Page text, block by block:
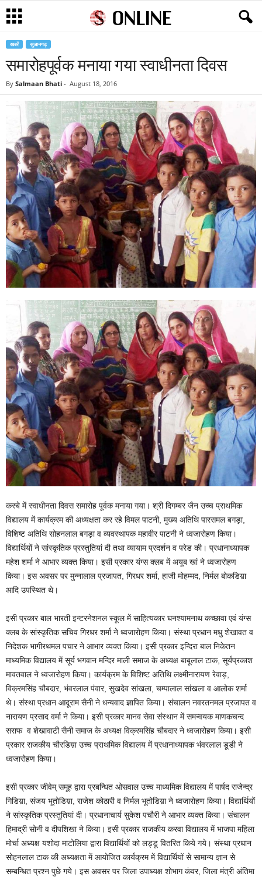
खबरें सुजानगढ़
समारोहपूर्वक मनाया गया स्वाधीनता दिवस
By Salmaan Bhati - August 18, 2016
कस्बे में स्वाधीनता दिवस समारोह पूर्वक मनाया गया। श्री दिगम्बर जैन उच्च प्राथमिक
विद्यालय में कार्यक्रम की अध्यक्षता कर रहे विमल पाटनी, मुख्य अतिथि पारसमल बगड़ा,
विशिष्ट अतिथि सोहनलाल बगड़ा व व्यवस्थापक महावीर पाटनी ने ध्वजारोहण किया।
विद्यार्थियों ने सांस्कृतिक प्रस्तुतियां दी तथा व्यायाम प्रदर्शन व परेड की। प्रधानाध्यापक
महेश शर्मा ने आभार व्यक्त किया। इसी प्रकार यंग्स क्लब में अयूब खां ने ध्वजारोहण
किया। इस अवसर पर मुन्नालाल प्रजापत, गिरधर शर्मा, हाजी मोहम्मद, निर्मल बोकडिय़ा
आदि उपस्थित थे।
इसी प्रकार बाल भारती इन्टरनेशनल स्कूल में साहित्यकार घनश्यामनाथ कच्छावा एवं यंग्स
क्लब के सांस्कृतिक सचिव गिरधर शर्मा ने ध्वजारोहण किया। संस्था प्रधान मधु शेखावत व
निदेशक भागीरथमल पचार ने आभार व्यक्त किया। इसी प्रकार इन्दिरा बाल निकेतन
माध्यमिक विद्यालय में सूर्य भगवान मन्दिर माली समाज के अध्यक्ष बाबूलाल टाक, सूर्यप्रकाश
मावतवाल ने ध्वजारोहण किया। कार्यक्रम के विशिष्ट अतिथि लक्ष्मीनारायण रेवाड़,
विक्रमसिंह चौबदार, भंवरलाल पंवार, सुखदेव सांखला, चम्पालाल सांखला व आलोक शर्मा
थे। संस्था प्रधान आदूराम सैनी ने धन्यवाद ज्ञापित किया। संचालन नवरतनमल प्रजापत व
नारायण प्रसाद वर्मा ने किया। इसी प्रकार मानव सेवा संस्थान में समन्वयक माणकचन्द
सराफ व शेखावाटी सैनी समाज के अध्यक्ष विक्रमसिंह चौबदार ने ध्वजारोहण किया। इसी
प्रकार राजकीय चौरडिय़ा उच्च प्राथमिक विद्यालय में प्रधानाध्यापक भंवरलाल डूडी ने
ध्वजारोहण किया।
इसी प्रकार जीवेम् समूह द्वारा प्रबन्धित ओसवाल उच्च माध्यमिक विद्यालय में पार्षद राजेन्द्र
गिडिय़ा, संजय भूतोडिय़ा, राजेश कोठारी व निर्मल भूतोडिय़ा ने ध्वजारोहण किया। विद्यार्थियों
ने सांस्कृतिक प्रस्तुतियां दी। प्रधानाचार्य सुकेश पचौरी ने आभार व्यक्त किया। संचालन
हिमाद्री सोनी व दीपशिखा ने किया। इसी प्रकार राजकीय करवा विद्यालय में भाजपा महिला
मोर्चा अध्यक्ष यशोदा माटोलिया द्वारा विद्यार्थियों को लड्डू वितरित किये गये। संस्था प्रधान
सोहनलाल टाक की अध्यक्षता में आयोजित कार्यक्रम में विद्यार्थियों से सामान्य ज्ञान से
सम्बन्धित प्रश्न पुछे गये। इस अवसर पर जिला उपाध्यक्ष शोभाग कंवर, जिला मंत्री अंतिमा